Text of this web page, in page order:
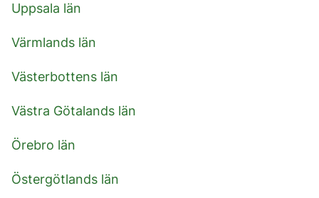
Uppsala län
Värmlands län
Västerbottens län
Västra Götalands län
Örebro län
Östergötlands län